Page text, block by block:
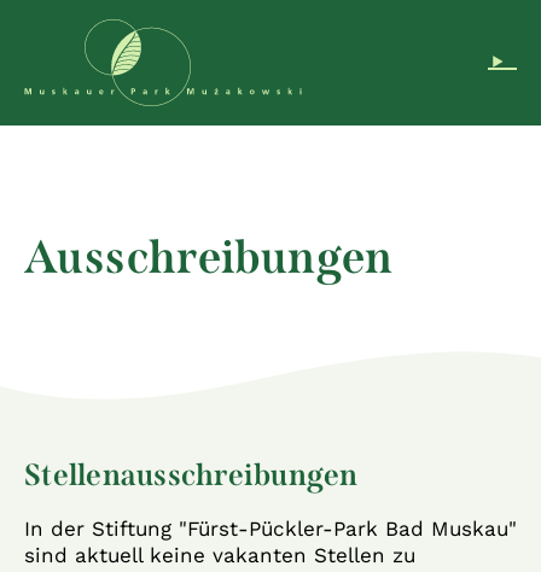
Instagram
Podcast
Ausschreibungen
Stellenausschreibungen
In der Stiftung "Fürst-Pückler-Park Bad Muskau"
sind aktuell keine vakanten Stellen zu